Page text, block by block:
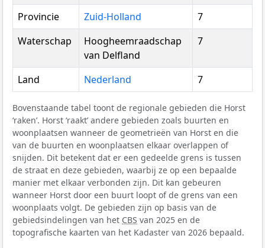
Provincie Zuid-Holland
7
Waterschap
Hoogheemraadschap
van Delfland
7
Land Nederland 7
Bovenstaande tabel toont de regionale gebieden die Horst
‘raken’. Horst ‘raakt’ andere gebieden zoals buurten en
woonplaatsen wanneer de geometrieën van Horst en die
van de buurten en woonplaatsen elkaar overlappen of
snijden. Dit betekent dat er een gedeelde grens is tussen
de straat en deze gebieden, waarbij ze op een bepaalde
manier met elkaar verbonden zijn. Dit kan gebeuren
wanneer Horst door een buurt loopt of de grens van een
woonplaats volgt. De gebieden zijn op basis van de
gebiedsindelingen van het CBS van 2025 en de
topografische kaarten van het Kadaster van 2026 bepaald.